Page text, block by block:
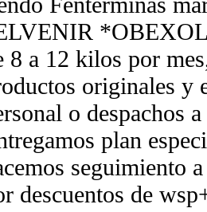
8 a 12 kilos por
originales y
o despachos
plan
seguimiento
descuentos de